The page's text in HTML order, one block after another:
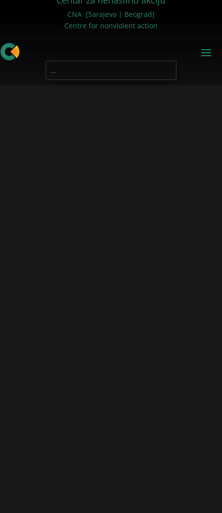
CNA [Sarajevo | Beograd]
Centre for nonviolent action